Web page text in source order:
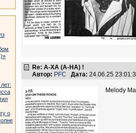
о
Re: А-ХА (A-HA) !
Автор: PFC Дата: 24.06.25
Melody